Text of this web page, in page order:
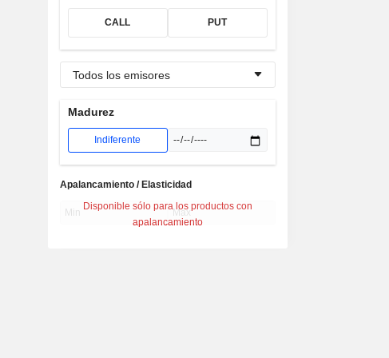
CALL PUT
Todos los emisores
Madurez
Indiferente
Disponible sólo para los productos con
apalancamiento
Apalancamiento / Elasticidad